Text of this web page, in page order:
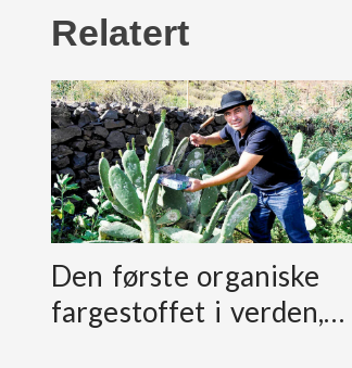
Relatert
Den første organiske
fargestoffet i verden,…